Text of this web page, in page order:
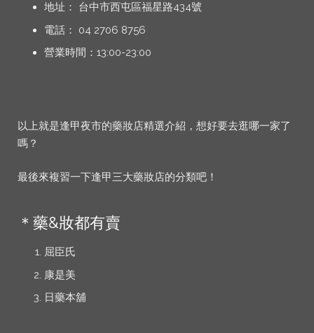
地址： 台中市西屯區福星路434號
電話： 04 2706 8756
營業時間：13:00-23:00
以上就是逢甲夜市的藥妝店精選介紹，想好要去逛哪一家了
嗎？
最後來複習一下逢甲三大藥妝店的分類吧！
＊藥&妝都有賣
屈臣氏
康是美
日藥本舖